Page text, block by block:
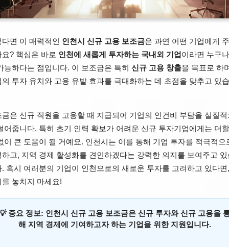
다면 이 매력적인 인천시 신규 고용 보조금은 과연 어떤 기업에게
요? 핵심은 바로 인천에 새롭게 투자하는 국내외 기업이라면 누구
능하다는 점입니다. 이 보조금은 특히 신규 고용 창출을 목표로 하
의 투자 유치와 고용 유발 효과를 극대화하는 데 초점을 맞추고 있
금은 신규 직원을 고용할 때 지급되어 기업의 인건비 부담을 실질적
어줍니다. 특히 초기 인력 확보가 어려운 신규 투자기업에게는 더
이 큰 도움이 될 거예요. 인천시는 이를 통해 기업 투자를 적극적으
하고, 지역 경제 활성화를 견인하겠다는 강력한 의지를 보여주고 있
. 혹시 여러분의 기업이 인천으로의 새로운 투자를 고려하고 있다면
를 놓치지 마세요!
중요 정보: 인천시 신규 고용 보조금은 신규 투자와 신규 고용을
해 지역 경제에 기여하고자 하는 기업을 위한 지원입니다.